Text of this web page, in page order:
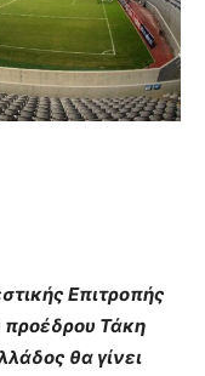
Επιτροπής
προέδρου Τάκη
θα γίνει